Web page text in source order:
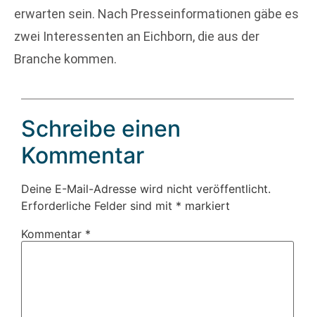
erwarten sein. Nach Presseinformationen gäbe es
zwei Interessenten an Eichborn, die aus der
Branche kommen.
Schreibe einen
Kommentar
Deine E-Mail-Adresse wird nicht veröffentlicht.
Erforderliche Felder sind mit * markiert
Kommentar *